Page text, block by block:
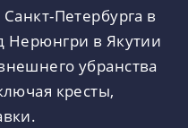
Петербурга в
Нерюнгри в Якутии
убранства
кресты,